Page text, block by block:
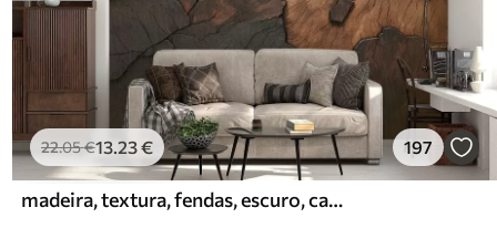
22.05€13.23€ 197
madeira, textura, fendas, escuro, casca, superfície